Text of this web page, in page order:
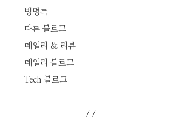
방명록
다른 블로그
데일리 & 리뷰
데일리 블로그
Tech 블로그
/ /